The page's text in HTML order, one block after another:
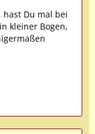
hast Du mal bei
kleiner Bogen,